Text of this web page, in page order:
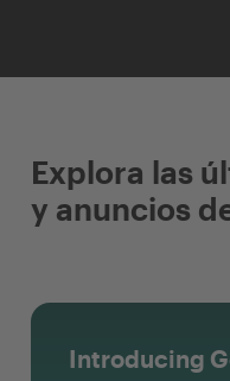
Explora las
y anuncios
Introducing